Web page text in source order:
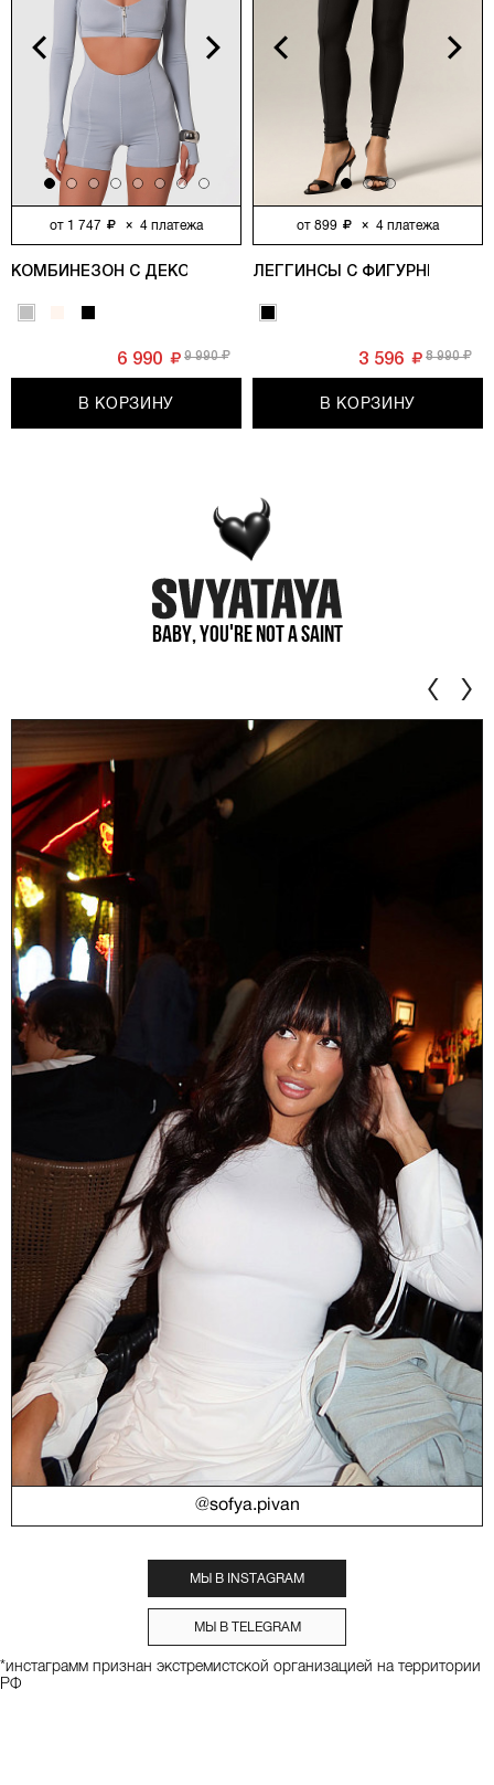
Next
от 1 747 × 4 платежа
КОМБИНЕЗОН С ДЕКОРАТИВНЫМИ МОЛНИЯМИ, СЕРЫЙ
9 990
6 990
В КОРЗИНУ
Previous Next
от 899 × 4 платежа
ЛЕГГИНСЫ С ФИГУРНЫМИ
8 990
3 596
В КОРЗИНУ
Baby, you're not a saint
@sofya.pivan
МЫ В INSTAGRAM
МЫ В TELEGRAM
*инстаграмм признан экстремистской организацией на территории
РФ